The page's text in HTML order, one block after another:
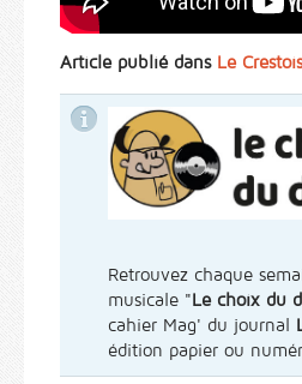
Article publié dans Le
Retrouvez chaque
musicale "Le choix du
cahier Mag' du journal
édition papier ou